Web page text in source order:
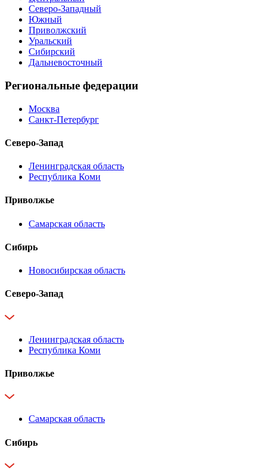
Северо-Западный
Южный
Приволжский
Уральский
Сибирский
Дальневосточный
Региональные федерации
Москва
Санкт-Петербург
Северо-Запад
Ленинградская область
Республика Коми
Приволжье
Самарская область
Сибирь
Новосибирская область
Северо-Запад
Ленинградская область
Республика Коми
Приволжье
Самарская область
Сибирь